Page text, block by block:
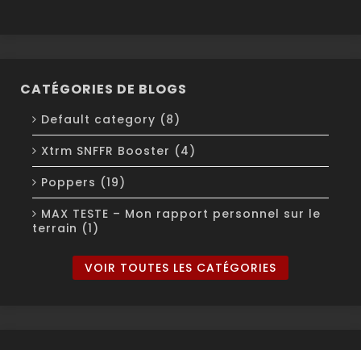
CATÉGORIES DE BLOGS
Default category (8)
Xtrm SNFFR Booster (4)
Poppers (19)
MAX TESTE – Mon rapport personnel sur le
terrain (1)
VOIR TOUTES LES CATÉGORIES